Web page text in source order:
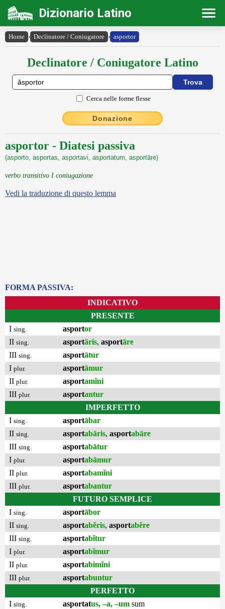
Dizionario Latino
Home › Declinatore / Coniugatore › asportor
Declinatore / Coniugatore Latino
Cerca nelle forme flesse
Donazione
asportor - Diatesi passiva
(asporto, asportas, asportavi, asportatum, asportāre)
verbo transitivo I coniugazione
Vedi la traduzione di questo lemma
FORMA PASSIVA:
INDICATIVO
PRESENTE
I sing. asportor
II sing. asportāris, asportāre
III sing. asportātur
I plur. asportāmur
II plur. asportamĭni
III plur. asportantur
IMPERFETTO
I sing. asportābar
II sing. asportabāris, asportabāre
III sing. asportabātur
I plur. asportabāmur
II plur. asportabamĭni
III plur. asportabantur
FUTURO SEMPLICE
I sing. asportābor
II sing. asportabĕris, asportabĕre
III sing. asportabĭtur
I plur. asportabĭmur
II plur. asportabimĭni
III plur. asportabuntur
PERFETTO
I sing. asportatus, –a, –um sum